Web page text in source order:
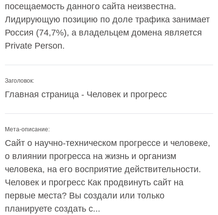
посещаемость данного сайта неизвестна.
Лидирующую позицию по доле трафика занимает
Россия (74,7%), а владельцем домена является
Private Person.
Заголовок:
Главная страница - Человек и прогресс
Мета-описание:
Сайт о научно-техническом прогрессе и человеке,
о влиянии прогресса на жизнь и организм
человека, на его восприятие действительности.
Человек и прогресс Как продвинуть сайт на
первые места? Вы создали или только
планируете создать с...